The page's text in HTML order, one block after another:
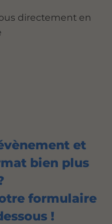
directement en
et
bien plus
formulaire
!